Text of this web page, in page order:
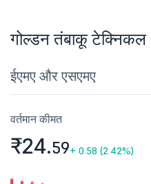
गोल्डन तंबाकू टेक्निकल
ईएमए और एसएमए
वर्तमान कीमत
₹24.59+ 0.58 (2.42%)